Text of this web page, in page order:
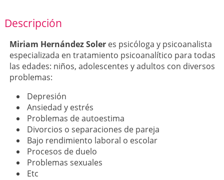
Descripción
Miriam Hernández Soleres psicóloga y psicoanalista
especializada en tratamiento psicoanalítico para todas
las edades: niños, adolescentes y adultos con diversos
problemas:
Depresión
Ansiedad y estrés
Problemas de autoestima
Divorcios o separaciones de pareja
Bajo rendimiento laboral o escolar
Procesos de duelo
Problemas sexuales
Etc